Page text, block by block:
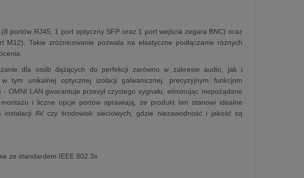
portów RJ45, 1 port optyczny SFP oraz 1 port wejścia zegara BNC) oraz
Takie zróżnicowanie pozwala na elastyczne podłączanie różnych
dla osób dążących do perfekcji zarówno w zakresie audio, jak i
tym unikalnej optycznej izolacji galwanicznej, precyzyjnym funkcjom
LAN gwarantuje przesył czystego sygnału, eliminując niepożądane
i liczne opcje portów sprawiają, że produkt ten stanowi idealne
AV czy środowisk sieciowych, gdzie niezawodność i jakość są
ze standardem IEEE 802.3x